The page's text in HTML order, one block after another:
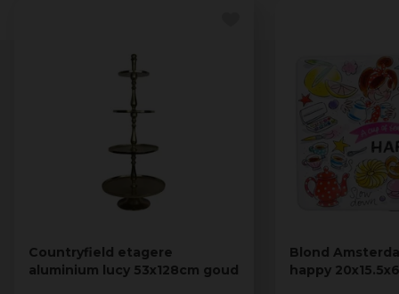
Countryfield etagere
aluminium lucy 53x128cm goud
Blond
happy